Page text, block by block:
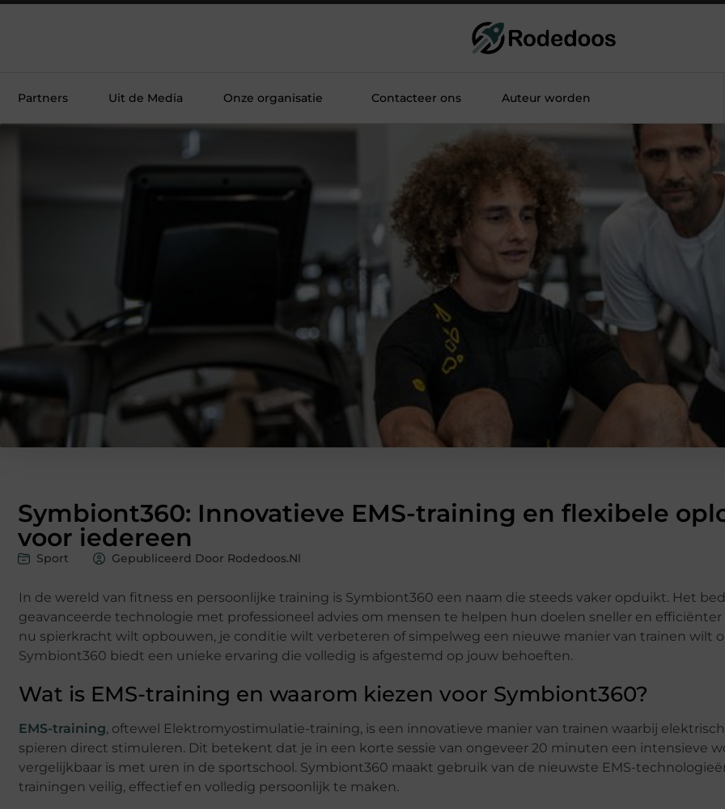
Partners Uit de Media Onze organisatie Contacteer ons Auteur worden
Symbiont360: Innovatieve EMS-training en flexibele
voor iedereen
Sport Gepubliceerd Door Rodedoos.nl
In de wereld van fitness en persoonlijke training is Symbiont360 een naam die steeds vaker opduikt. Het
geavanceerde technologie met professioneel advies om mensen te helpen hun doelen sneller en efficiënter
nu spierkracht wilt opbouwen, je conditie wilt verbeteren of simpelweg een nieuwe manier van trainen wilt
Symbiont360 biedt een unieke ervaring die volledig is afgestemd op jouw behoeften.
Wat is EMS-training en waarom kiezen voor Symbiont360?
EMS-training, oftewel Elektromyostimulatie-training, is een innovatieve manier van trainen waarbij
spieren direct stimuleren. Dit betekent dat je in een korte sessie van ongeveer 20 minuten een intensieve
vergelijkbaar is met uren in de sportschool. Symbiont360 maakt gebruik van de nieuwste EMS-
trainingen veilig, effectief en volledig persoonlijk te maken.